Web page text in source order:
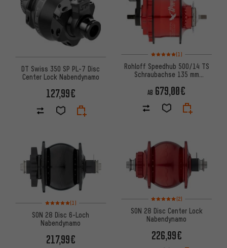
DT Swiss 350 SP PL-7 Disc
Center Lock Nabendynamo
127,99€
Bewertungen: 5 von 5
(1)
Rohloff Speedhub 500/14 TS
Schraubachse 135 mm
AB 679,00€
Bewertungen: 5 von 5 basierend auf 1 Bewertungen
(1)
SON 28 Disc 6-Loch
Nabendynamo
217,99€
Bewertungen: 5 von 5
(2)
SON 28 Disc Center Lock
Nabendynamo
226,99€